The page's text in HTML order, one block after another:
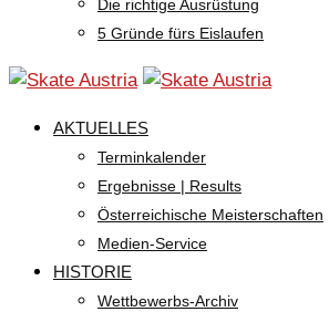
Die richtige Ausrüstung
5 Gründe fürs Eislaufen
AKTUELLES
Terminkalender
Ergebnisse | Results
Österreichische Meisterschaften
Medien-Service
HISTORIE
Wettbewerbs-Archiv